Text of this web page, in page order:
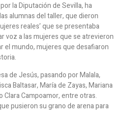
la Diputación de Sevilla, ha
alumnas del taller, que dieron
reales’ que se presentaba
voz a las mujeres que se atrevieron
el mundo, mujeres que desafiaron
de Jesús, pasando por Malala,
Baltasar, María de Zayas, Mariana
Clara Campoamor, entre otras.
pusieron su grano de arena para